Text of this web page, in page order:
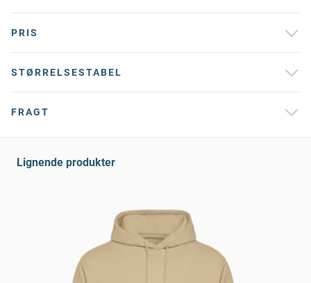
PRIS
STØRRELSESTABEL
FRAGT
Lignende produkter